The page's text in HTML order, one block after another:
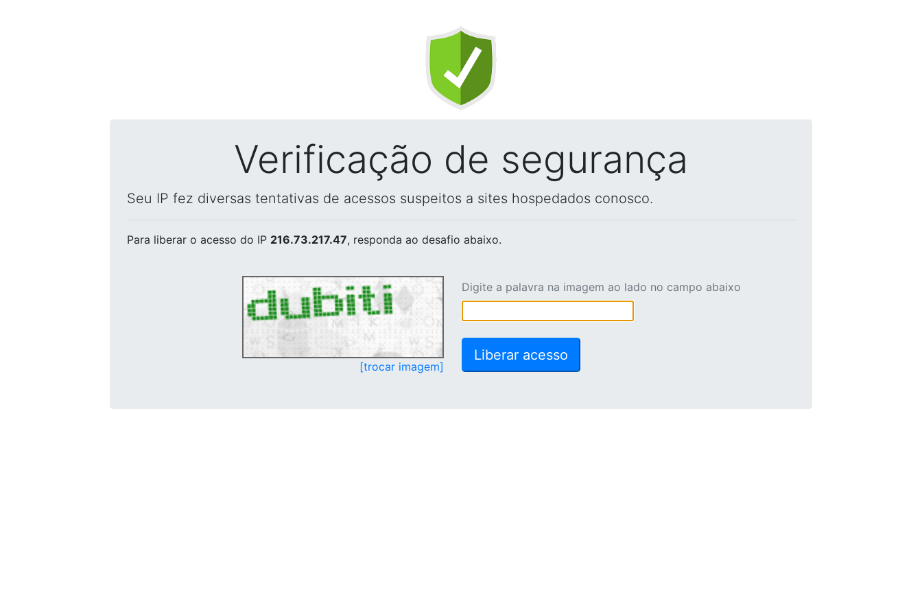
Verificação de segurança
Seu IP fez diversas tentativas de acessos suspeitos a sites hospedados conosco.
Para liberar o acesso do IP 216.73.217.47, responda ao desafio abaixo.
[trocar imagem]
Digite a palavra na imagem ao lado no campo abaixo